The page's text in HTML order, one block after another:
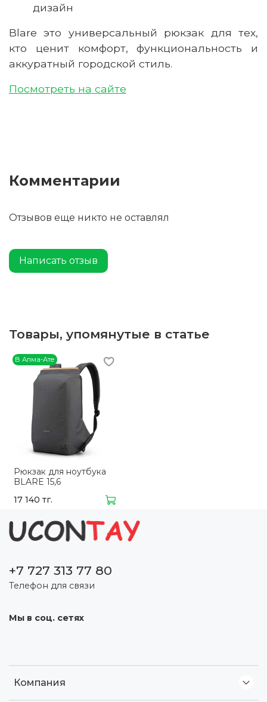
дизайн
Blareэто универсальный рюкзак для тех,
кто ценит комфорт, функциональность и
аккуратный городской стиль.
Посмотреть на сайте
Комментарии
Отзывов еще никто не оставлял
Написать отзыв
Товары, упомянутые в статье
В Алма-Ате
Рюкзак для ноутбука
BLARE 15,6
17 140 тг.
Компания
+7 727 313 77 80
Телефон для связи
Мы в соц. сетях